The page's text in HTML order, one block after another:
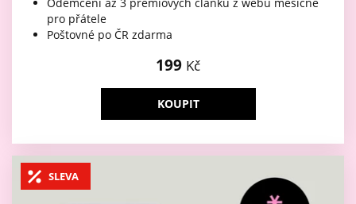
pro přátele
Poštovné po ČR zdarma
199 Kč
KOUPIT
SLEVA